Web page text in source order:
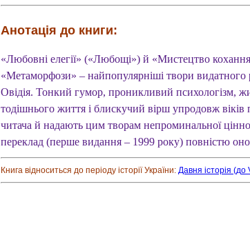
Анотація до книги:
«Любовні елегії» («Любощі») й «Мистецтво
«Метаморфози» – найпопулярніші твори видатного
Овідія. Тонкий гумор, проникливий психологізм,
тодішнього життя і блискучий вірш упродовж віків
читача й надають цим творам непроминальної
переклад (перше видання – 1999 року) повністю
Книга відноситься до періоду історії України: Давня історія (до